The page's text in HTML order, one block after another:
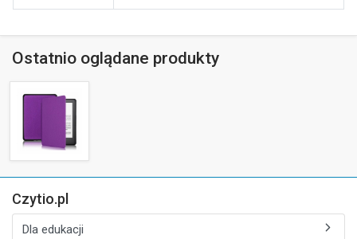
Ostatnio oglądane produkty
Czytio.pl
Dla edukacji